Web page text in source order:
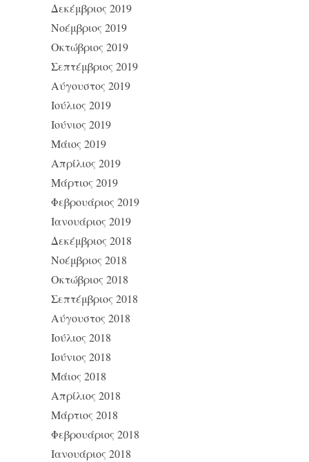
Δεκέμβριος 2019
Νοέμβριος 2019
Οκτώβριος 2019
Σεπτέμβριος 2019
Αύγουστος 2019
Ιούλιος 2019
Ιούνιος 2019
Μάιος 2019
Απρίλιος 2019
Μάρτιος 2019
Φεβρουάριος 2019
Ιανουάριος 2019
Δεκέμβριος 2018
Νοέμβριος 2018
Οκτώβριος 2018
Σεπτέμβριος 2018
Αύγουστος 2018
Ιούλιος 2018
Ιούνιος 2018
Μάιος 2018
Απρίλιος 2018
Μάρτιος 2018
Φεβρουάριος 2018
Ιανουάριος 2018